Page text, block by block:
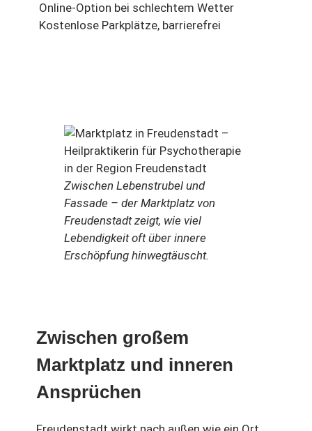
Online-Option bei schlechtem Wetter
Kostenlose Parkplätze, barrierefrei
Zwischen Lebenstrubel und
Fassade – der Marktplatz von
Freudenstadt zeigt, wie viel
Lebendigkeit oft über innere
Erschöpfung hinwegtäuscht.
Zwischen großem
Marktplatz und inneren
Ansprüchen